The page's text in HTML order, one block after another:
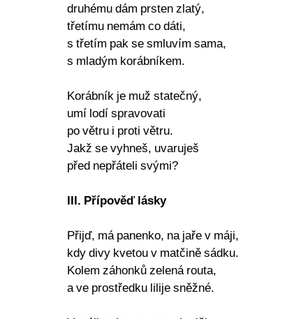
druhému dám prsten zlatý,
třetímu nemám co dáti,
s třetím pak se smluvím sama,
s mladým korábníkem.
Korábník je muž statečný,
umí lodí spravovati
po větru i proti větru.
Jakž se vyhneš, uvaruješ
před nepřáteli svými?
III. Přípověď lásky
Přijď, má panenko, na jaře v máji,
kdy divy kvetou v matčině sádku.
Kolem záhonků zelená routa,
a ve prostředku lilije sněžné.